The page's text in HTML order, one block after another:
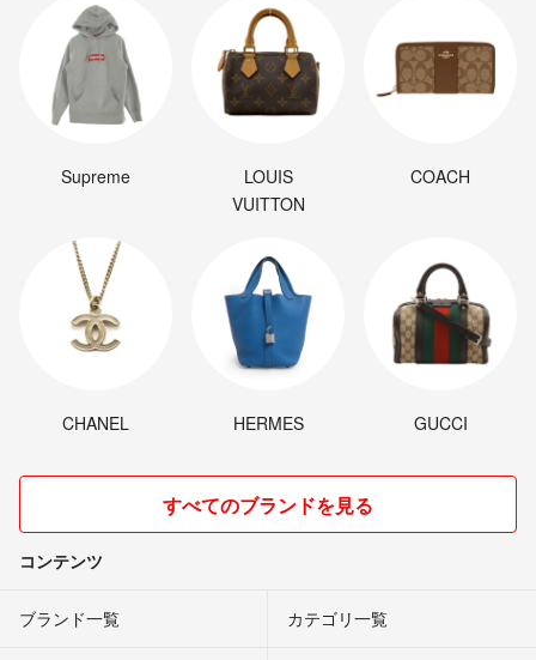
Supreme
LOUIS
VUITTON
COACH
CHANEL HERMES GUCCI
すべてのブランドを見る
コンテンツ
ブランド一覧 カテゴリ一覧